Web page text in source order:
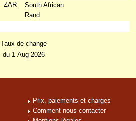
ZAR
South African
Rand
Taux de change
du 1-Aug-2026
Prix, paiements et charges
Comment nous contacter